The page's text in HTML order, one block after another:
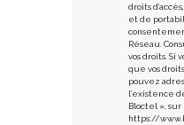
droits
et de
Réseau.
vos droits. Si
que vos
pouvez
l’existence
Bloctel »,
https://